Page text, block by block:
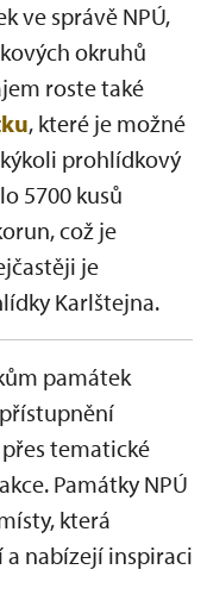
ve správě NPÚ,
okruhů
roste také
, které je možné
prohlídkový
5700 kusů
což je
je
Karlštejna.
památek
tematické
Památky NPÚ
která
nabízejí inspiraci